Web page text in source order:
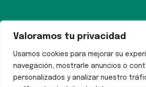
Valoramos tu privacidad
Usamos cookies para mejorar su
navegación, mostrarle anuncios o
personalizados y analizar nuestro